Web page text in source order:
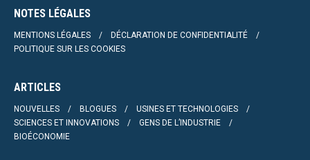
NOTES LÉGALES
MENTIONS LÉGALES
DÉCLARATION DE CONFIDENTIALITÉ
POLITIQUE SUR LES COOKIES
ARTICLES
NOUVELLES BLOGUES
USINES ET TECHNOLOGIES
SCIENCES ET INNOVATIONS
GENS DE L’INDUSTRIE
BIOÉCONOMIE